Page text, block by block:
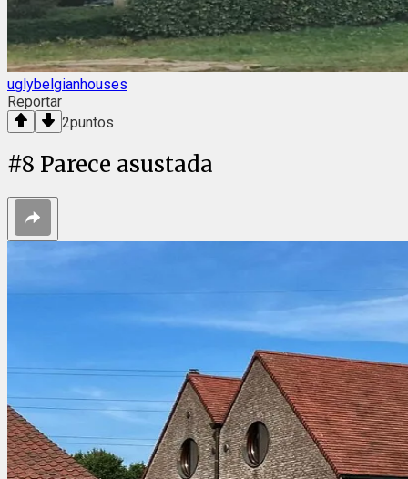
uglybelgianhouses
Reportar
2puntos
#8 Parece asustada